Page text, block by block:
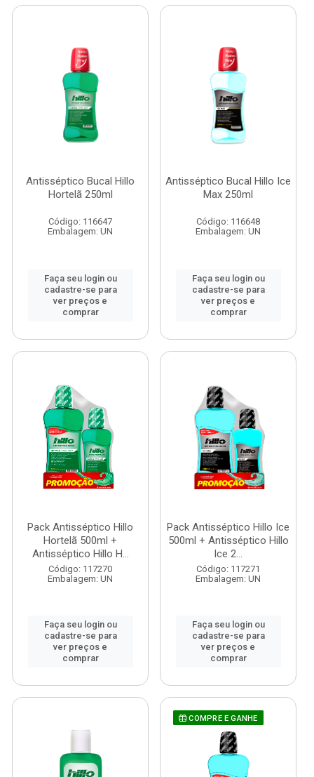
Antisséptico Bucal Hillo
Hortelã 250ml
Código: 116647
Embalagem: UN
Faça seu login ou
cadastre-se para
ver preços e
comprar
Antisséptico Bucal Hillo Ice
Max 250ml
Código: 116648
Embalagem: UN
Faça seu login ou
cadastre-se para
ver preços e
comprar
Pack Antisséptico Hillo
Hortelã 500ml +
Antisséptico Hillo H...
Código: 117270
Embalagem: UN
Faça seu login ou
cadastre-se para
ver preços e
comprar
Pack Antisséptico Hillo Ice
500ml + Antisséptico Hillo
Ice 2...
Código: 117271
Embalagem: UN
Faça seu login ou
cadastre-se para
ver preços e
comprar
COMPRE E GANHE